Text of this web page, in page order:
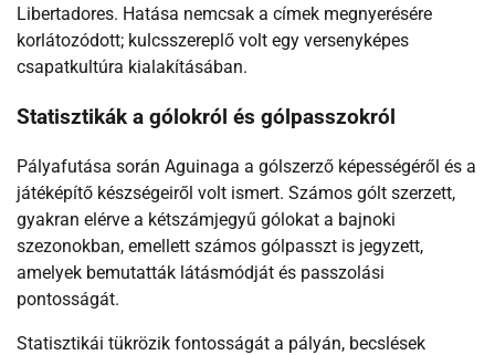
Libertadores. Hatása nemcsak a címek megnyerésére
korlátozódott; kulcsszereplő volt egy versenyképes
csapatkultúra kialakításában.
Statisztikák a gólokról és gólpasszokról
Pályafutása során Aguinaga a gólszerző képességéről és a
játéképítő készségeiről volt ismert. Számos gólt szerzett,
gyakran elérve a kétszámjegyű gólokat a bajnoki
szezonokban, emellett számos gólpasszt is jegyzett,
amelyek bemutatták látásmódját és passzolási
pontosságát.
Statisztikái tükrözik fontosságát a pályán, becslések